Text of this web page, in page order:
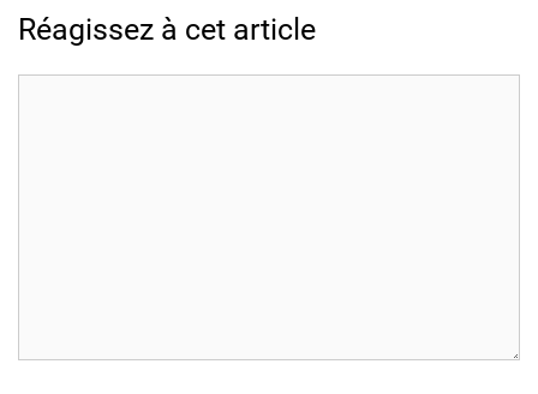
Réagissez à cet article